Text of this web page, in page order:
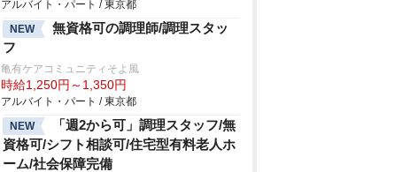
アルバイト・パート / 東京都
NEW
無資格可の調理師/調理スタッ
フ
亀有ケアコミュニティそよ風
時給1,250円～1,350円
アルバイト・パート / 東京都
NEW
「週2から可」調理スタッフ/無
資格可/シフト相談可/住宅型有料老人ホ
ーム/社会保障完備